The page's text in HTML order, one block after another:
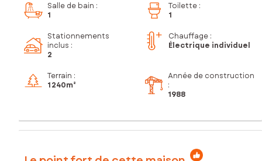
Salle de bain :
1
Toilette :
1
Stationnements
inclus :
2
Chauffage :
Électrique individuel
Terrain :
1 240m²
Année de construction
:
1988